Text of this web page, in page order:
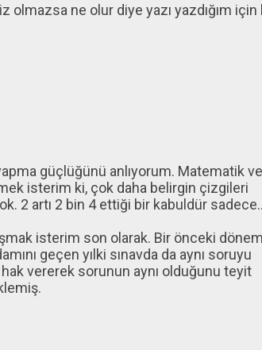
olmazsa ne olur diye yazı yazdığım için
güçlüğünü anlıyorum. Matematik ve
isterim ki, çok daha belirgin çizgileri
2 artı 2 bin 4 ettiği bir kabuldür sadece..
isterim son olarak. Bir önceki
geçen yılki sınavda da aynı soruyu
vererek sorunun aynı olduğunu teyit